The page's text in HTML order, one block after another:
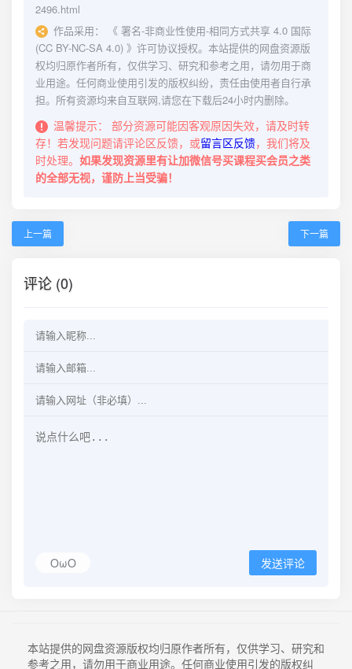
2496.html
作品采用：
《 署名-非商业性使用-相同方式共享 4.0 国际
(CC BY-NC-SA 4.0) 》许可协议授权。本站提供的网盘资源版
权均归原作者所有，仅供学习、研究和参考之用，请勿用于商
业用途。任何商业使用引发的版权纠纷，责任由使用者自行承
担。所有资源均来自互联网,请您在下载后24小时内删除。
温馨提示：
部分资源可能因客观原因失效，请及时转
存！若发现问题请评论区反馈，或留言区反馈，我们将及
时处理。 如果发现资源里有让加微信号买课程买会员之类
的全部无视，谨防上当受骗！
上一篇 下一篇
评论 (0)
OωO 发送评论
本站提供的网盘资源版权均归原作者所有，仅供学习、研究和
参考之用，请勿用于商业用途。任何商业使用引发的版权纠